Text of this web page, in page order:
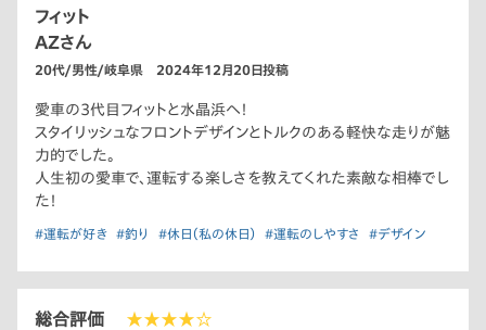
フィット
AZさん
20代/男性/岐阜県 2024年12月20日投稿
愛車の3代目フィットと水晶浜へ！
スタイリッシュなフロントデザインとトルクのある軽快な走りが魅
力的でした。
人生初の愛車で、運転する楽しさを教えてくれた素敵な相棒でし
た！
#運転が好き #釣り #休日（私の休日） #運転のしやすさ #デザイン
総合評価 ★★★★☆